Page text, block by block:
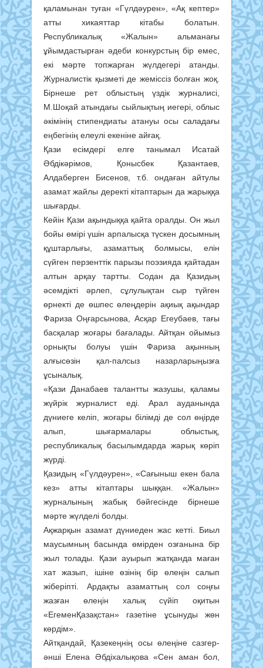
қаламынан туған «Гүлдәурен», «Ақ кептер»
атты хикаяттар кітабы болатын.
Республикалық «Жалын» альманағы
ұйымдастырған әдеби конкурстың бір емес,
екі мәрте топжарған жүлдегері атанды.
Журналистік қызметі де жеміссіз болған жоқ.
Бірнеше рет облыстың үздік журналисі,
М.Шоқай атындағы сыйлықтың иегері, облыс
әкімінің стипендиаты атануы осы саладағы
еңбегінің елеулі екеніне айғақ.
Қази есімдері елге танымал Исатай
Әбдікәрімов, Қонысбек Қазантаев,
Алдаберген Бисенов, т.б. ондаған айтулы
азамат жайлы деректі кітаптарын да жарыққа
шығарды.
Кейін Қази ақындыққа қайта оралды. Он жыл
бойы өмірі үшін арпалысқа түскен досымның
құштарлығы, азаматтық болмысы, елін
сүйген перзенттік парызы поэзияда қайтадан
алтын арқау тартты. Содан да Қазидың
әсемдікті әрлеп, сұлулықтан сыр түйген
өрнекті де өшпес өлеңдерін ақиық ақындар
Фариза Оңғарсынова, Асқар Егеубаев, тағы
басқалар жоғары бағалады. Айтқан ойымыз
орнықты болуы үшін Фариза ақынның
алғысөзін қал-палсыз назарларыңызға
ұсыналық.
«Қази Данабаев талантты жазушы, қаламы
жүйрік журналист еді. Арал ауданында
дүниеге келіп, жоғары білімді де сол өңірде
алып, шығармалары облыстық,
республикалық басылымдарда жарық көріп
жүрді.
Қазидың «Гүлдәурен», «Сағыныш екен бала
кез» атты кітаптары шыққан. «Жалын»
журналының жабық бәйгесінде бірнеше
мәрте жүлделі болды.
Ақжарқын азамат дүниеден жас кетті. Биыл
маусымның басында өмірден озғанына бір
жыл толады. Қази ауырып жатқанда маған
хат жазып, ішіне өзінің бір өлеңін салып
жіберіпті. Ардақты азаматтың сол соңғы
жазған өлеңін халық сүйіп оқитын
«ЕгеменҚазақстан» газетіне ұсынуды жөн
көрдім».
Айтқандай, Қазекеңнің осы өлеңіне сазгер-
әнші Елена Әбдіхалықова «Сен аман бол,